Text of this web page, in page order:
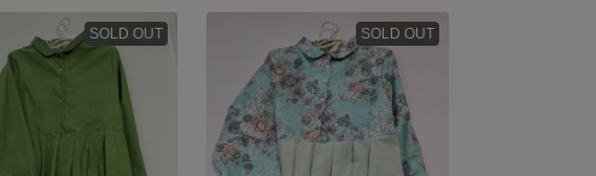
SOLD OUT SOLD OUT